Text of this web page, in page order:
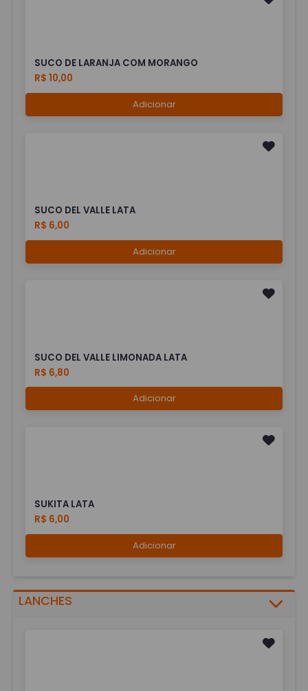
SUCO DE LARANJA COM MORANGO
R$ 10,00
Adicionar
SUCO DEL VALLE LATA
R$ 6,00
Adicionar
SUCO DEL VALLE LIMONADA LATA
R$ 6,80
Adicionar
SUKITA LATA
R$ 6,00
Adicionar
LANCHES